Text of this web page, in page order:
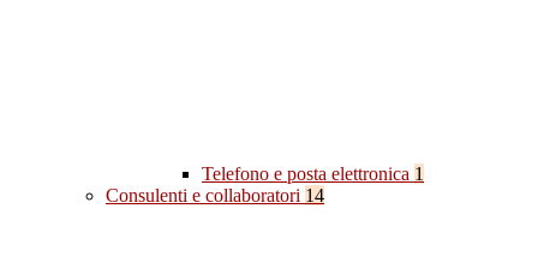
Telefono e posta elettronica 1
Consulenti e collaboratori 14